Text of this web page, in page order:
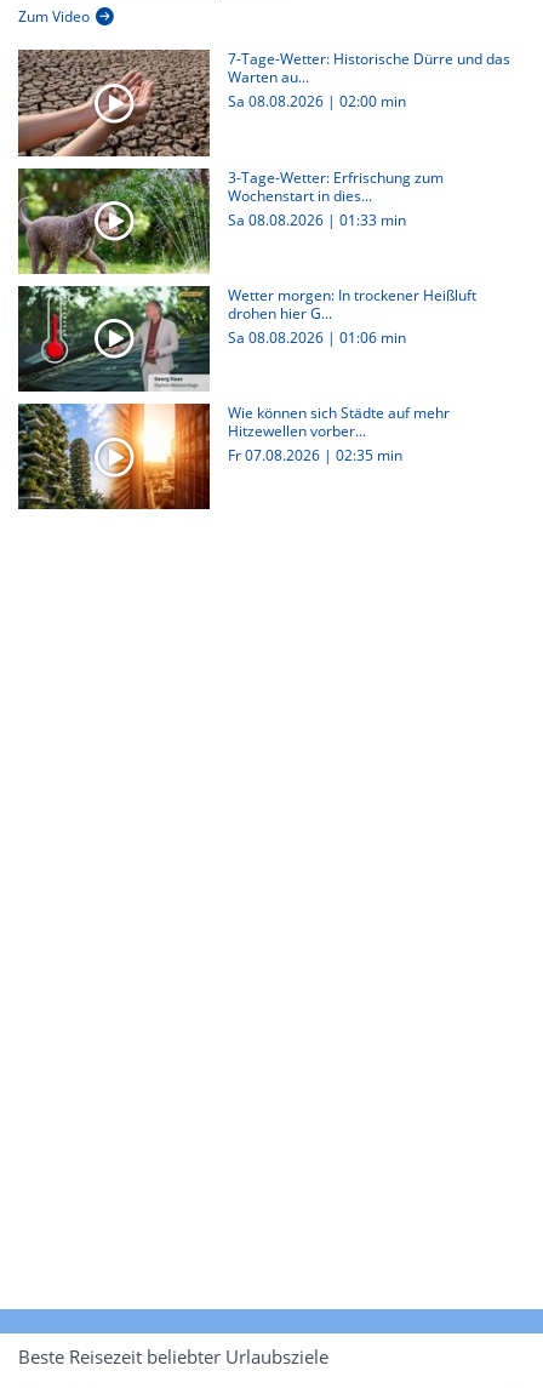
Zum Video
7-Tage-Wetter: Historische Dürre und das
Warten au...
Sa 08.08.2026 | 02:00 min
3-Tage-Wetter: Erfrischung zum
Wochenstart in dies...
Sa 08.08.2026 | 01:33 min
Wetter morgen: In trockener Heißluft
drohen hier G...
Sa 08.08.2026 | 01:06 min
Wie können sich Städte auf mehr
Hitzewellen vorber...
Fr 07.08.2026 | 02:35 min
Beste Reisezeit beliebter Urlaubsziele